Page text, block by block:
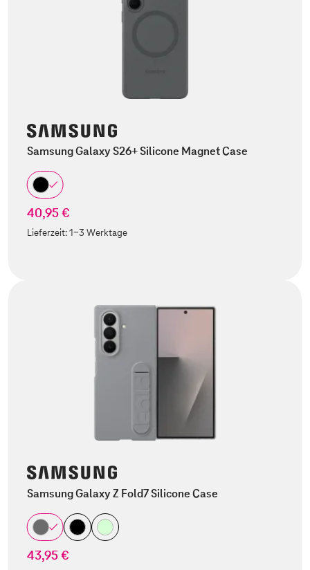
Samsung Galaxy S26+ Silicone Magnet Case
40,95 €
Lieferzeit:1-3 Werktage
Samsung Galaxy Z Fold7 Silicone Case
43,95 €